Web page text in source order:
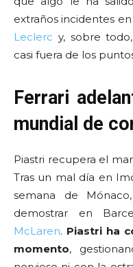
extraños incidentes
Leclerc y, sobre todo,
casi fuera de los
Ferrari
mundial de
Piastri recupera el
Tras un mal día en
semana de
demostrar en
McLaren. Piastri ha
momento,